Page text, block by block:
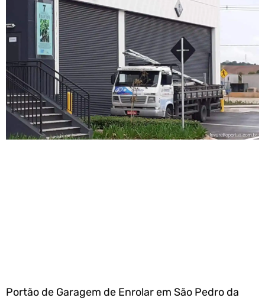
Portão de Garagem de Enrolar em São Pedro da